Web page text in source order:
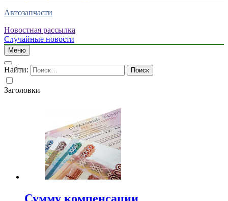
Автозапчасти
Новостная рассылка
Случайные новости
Меню
Найти:
Заголовки